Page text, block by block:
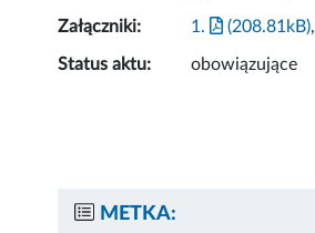
Załączniki: 1. (208.81kB),
Status aktu: obowiązujące
METKA: